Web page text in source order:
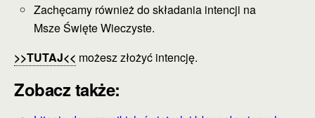
Zachęcamy również do składania intencji na
Msze Święte Wieczyste.
>>TUTAJ<< możesz złożyć intencję.
Zobacz także: